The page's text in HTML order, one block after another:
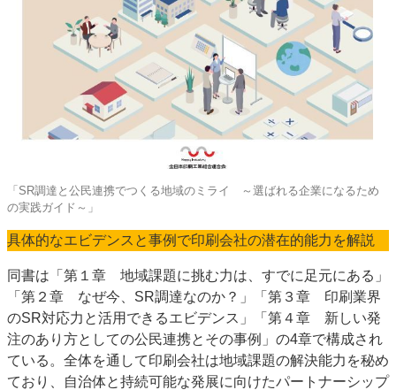
「SR調達と公民連携でつくる地域のミライ ～選ばれる企業になるため
の実践ガイド～」
具体的なエビデンスと事例で印刷会社の潜在的能力を解説
同書は「第１章 地域課題に挑む力は、すでに足元にある」
「第２章 なぜ今、SR調達なのか？」「第３章 印刷業界
のSR対応力と活用できるエビデンス」「第４章 新しい発
注のあり方としての公民連携とその事例」の4章で構成され
ている。全体を通して印刷会社は地域課題の解決能力を秘め
ており、自治体と持続可能な発展に向けたパートナーシップ